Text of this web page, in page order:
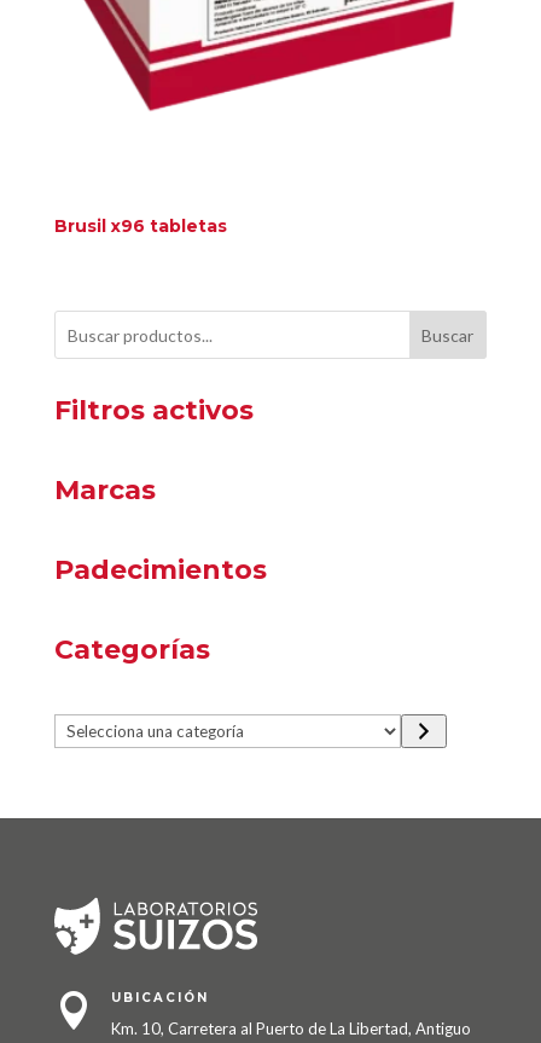
Brusil x96 tabletas
Buscar
Filtros activos
Marcas
Padecimientos
Categorías
Selecciona
una
 UBICACIÓN
Km. 10, Carretera al Puerto de La Libertad, Antiguo